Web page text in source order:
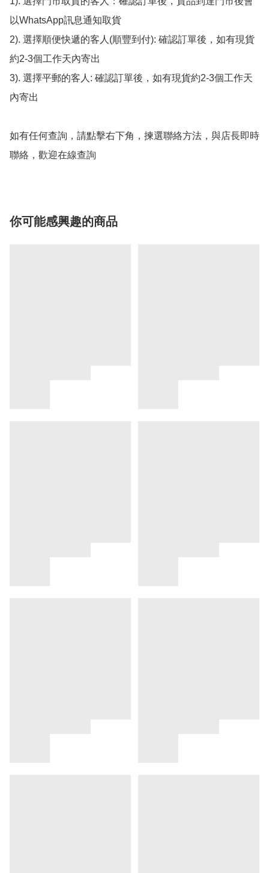
以WhatsApp訊息通知取貨
2). 選擇順便快遞的客人(順豐到付): 確認訂單後，如有現貨
約2-3個工作天內寄出
3). 選擇平郵的客人: 確認訂單後，如有現貨約2-3個工作天
內寄出
如有任何查詢，請點擊右下角，揀選聯絡方法，與店長即時
聯絡，歡迎在線查詢
你可能感興趣的商品